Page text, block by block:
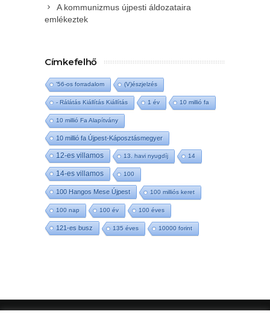
A kommunizmus újpesti áldozataira
emlékeztek
Címkefelhő
'56-os forradalom (V)észjelzés
- Rálátás Kiállítás Kiállítás 1 év 10 millió fa
10 millió Fa Alapítvány
10 millió fa Újpest-Káposztásmegyer
12-es villamos 13. havi nyugdíj 14
14-es villamos 100
100 Hangos Mese Újpest 100 milliós keret
100 nap 100 év 100 éves
121-es busz 135 éves 10000 forint